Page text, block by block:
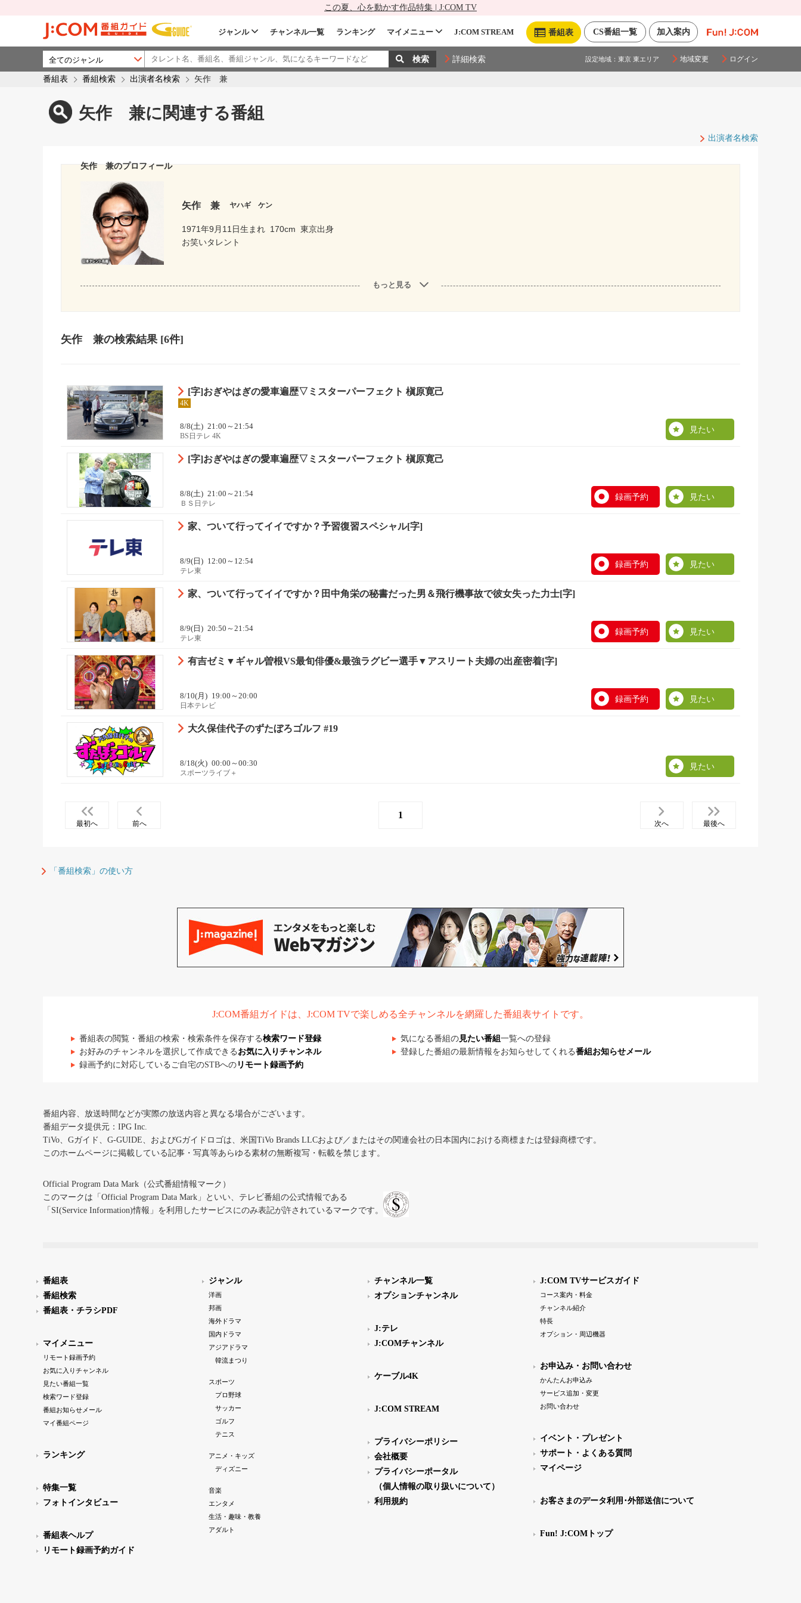
この夏、心を動かす作品特集 | J:COM TV
加入案内
CS番組一覧
番組表
ジャンル チャンネル一覧 ランキング マイメニュー J:COM STREAM
詳細検索 設定地域： 東京 東エリア 地域変更 ログイン
番組表 番組検索 出演者名検索 矢作 兼
矢作 兼に関連する番組
出演者名検索
矢作 兼のプロフィール
矢作 兼 ヤハギ ケン
1971年9月11日生まれ 170cm 東京出身
お笑いタレント
もっと見る
矢作 兼の検索結果 [6件]
[字]おぎやはぎの愛車遍歴▽ミスターパーフェクト 槇原寛己
4K
8/8(土) 21:00～21:54
BS日テレ 4K
見たい
[字]おぎやはぎの愛車遍歴▽ミスターパーフェクト 槇原寛己
8/8(土) 21:00～21:54
ＢＳ日テレ
録画予約 見たい
家、ついて行ってイイですか？予習復習スペシャル[字]
8/9(日) 12:00～12:54
テレ東
録画予約 見たい
家、ついて行ってイイですか？田中角栄の秘書だった男＆飛行機事故で彼女失った力士[字]
8/9(日) 20:50～21:54
テレ東
録画予約 見たい
有吉ゼミ▼ギャル曽根VS最旬俳優&最強ラグビー選手▼アスリート夫婦の出産密着[字]
8/10(月) 19:00～20:00
日本テレビ
録画予約 見たい
大久保佳代子のずたぼろゴルフ #19
8/18(火) 00:00～00:30
スポーツライブ＋
見たい
最初へ 前へ
1
次へ 最後へ
「番組検索」の使い方
J:COM番組ガイドは、J:COM TVで楽しめる全チャンネルを網羅した番組表サイトです。
番組表の閲覧・番組の検索・検索条件を保存する検索ワード登録 気になる番組の見たい番組 一覧への登録
お好みのチャンネルを選択して作成できる お気に入りチャンネル 登録した番組の最新情報をお知らせしてくれる番組お知らせメール
録画予約に対応しているご自宅のSTBへの リモート録画予約
番組内容、放送時間などが実際の放送内容と異なる場合がございます。
番組データ提供元：IPG Inc.
TiVo、Gガイド、G-GUIDE、およびGガイドロゴは、米国TiVo Brands LLCおよび／またはその関連会社の日本国内における商標または登録商標です。
このホームページに掲載している記事・写真等あらゆる素材の無断複写・転載を禁じます。
Official Program Data Mark（公式番組情報マーク）
このマークは「Official Program Data Mark」といい、テレビ番組の公式情報である
「SI(Service Information)情報」を利用したサービスにのみ表記が許されているマークです。
番組表
番組検索
番組表・チラシPDF
マイメニュー
リモート録画予約
お気に入りチャンネル
見たい番組一覧
検索ワード登録
番組お知らせメール
マイ番組ページ
ランキング
特集一覧
フォトインタビュー
番組表ヘルプ
リモート録画予約ガイド
ジャンル
洋画
邦画
海外ドラマ
国内ドラマ
アジアドラマ
韓流まつり
スポーツ
プロ野球
サッカー
ゴルフ
テニス
アニメ・キッズ
ディズニー
音楽
エンタメ
生活・趣味・教養
アダルト
チャンネル一覧
オプションチャンネル
J:テレ
J:COMチャンネル
ケーブル4K
J:COM STREAM
プライバシーポリシー
会社概要
プライバシーポータル
（個人情報の取り扱いについて）
利用規約
J:COM TVサービスガイド
コース案内・料金
チャンネル紹介
特長
オプション・周辺機器
お申込み・お問い合わせ
かんたんお申込み
サービス追加・変更
お問い合わせ
イベント・プレゼント
サポート・よくある質問
マイページ
お客さまのデータ利用･外部送信について
Fun! J:COMトップ